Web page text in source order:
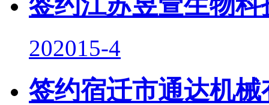
202015-4
签约宿迁市通达机械